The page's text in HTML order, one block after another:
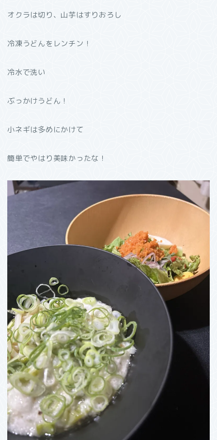
オクラは切り、山芋はすりおろし
冷凍うどんをレンチン！
冷水で洗い
ぶっかけうどん！
小ネギは多めにかけて
簡単でやはり美味かったな！